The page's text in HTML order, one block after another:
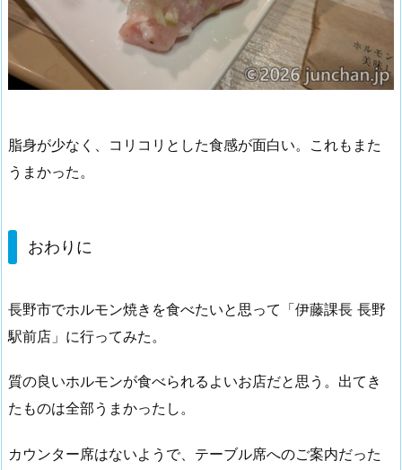
脂身が少なく、コリコリとした食感が面白い。これもまた
うまかった。
おわりに
長野市でホルモン焼きを食べたいと思って「伊藤課長 長野
駅前店」に行ってみた。
質の良いホルモンが食べられるよいお店だと思う。出てき
たものは全部うまかったし。
カウンター席はないようで、テーブル席へのご案内だった